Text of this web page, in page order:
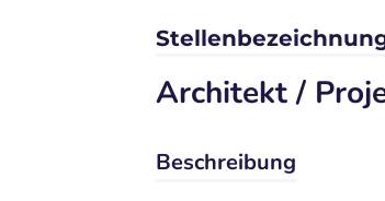
Architekt /
Beschreibung